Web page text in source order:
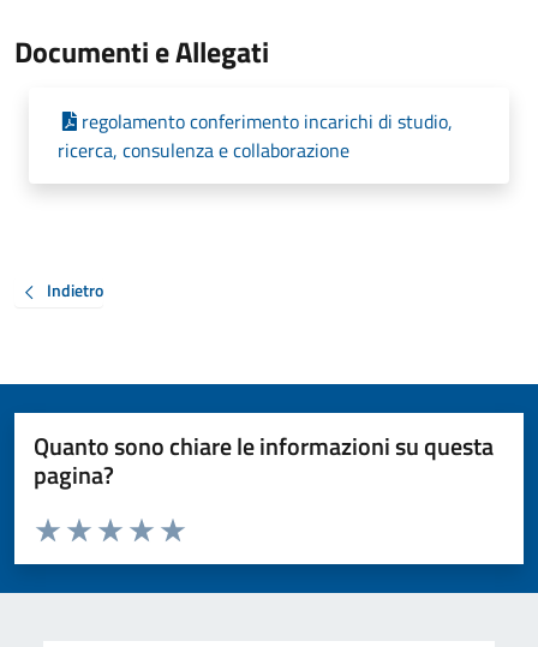
Documenti e Allegati
regolamento conferimento incarichi di studio,
ricerca, consulenza e collaborazione
Indietro
Quanto sono chiare le informazioni su questa
pagina?
Valuta da 1 a 5 stelle la pagina
Valuta 5 stelle su 5
Valuta 4 stelle su 5
Valuta 3 stelle su 5
Valuta 2 stelle su 5
Valuta 1 stelle su 5